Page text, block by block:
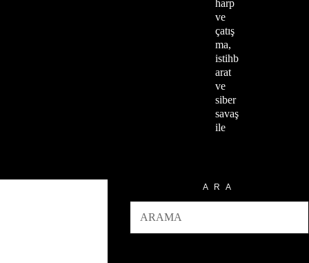
harp
ve
çatış
ma,
istihb
arat
ve
siber
savaş
ile
ARA